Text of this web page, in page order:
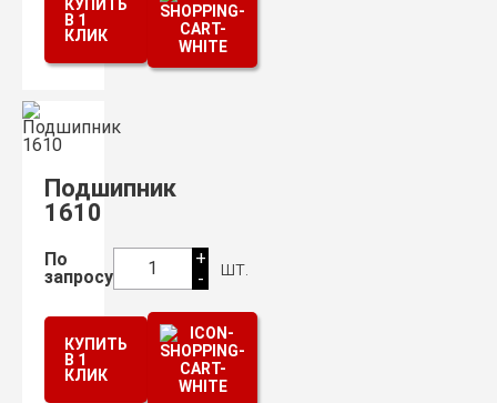
КУПИТЬ
В 1
КЛИК
Подшипник
1610
По
запросу
1
+
-
шт.
КУПИТЬ
В 1
КЛИК